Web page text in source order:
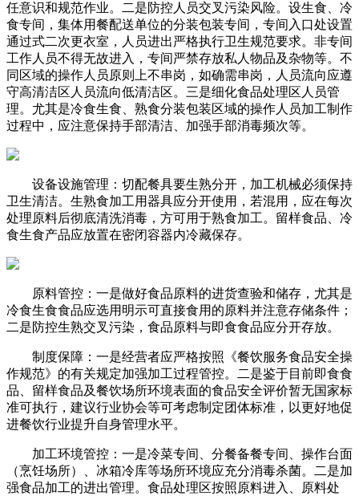
任意识和规范作业。二是防控人员交叉污染风险。设生食、冷
食专间，集体用餐配送单位的分装包装专间，专间入口处设置
通过式二次更衣室，人员进出严格执行卫生规范要求。非专间
工作人员不得无故进入，专间严禁存放私人物品及杂物等。不
同区域的操作人员原则上不串岗，如确需串岗，人员流向应遵
守高清洁区人员流向低清洁区。三是细化食品处理区人员管
理。尤其是冷食生食、熟食分装包装区域的操作人员加工制作
过程中，应注意保持手部清洁、加强手部消毒频次等。
设备设施管理：切配餐具要生熟分开，加工机械必须保持
卫生清洁。生熟食加工用器具应分开使用，若混用，应在每次
处理原料后彻底清洗消毒，方可用于熟食加工。留样食品、冷
食生食产品应放置在密闭容器内冷藏保存。
原料管控：一是做好食品原料的进货查验和储存，尤其是
冷食生食食品应选用明示可直接食用的原料并注意存储条件；
二是防控生熟交叉污染，食品原料与即食食品应分开存放。
制度保障：一是经营者应严格按照《餐饮服务食品安全操
作规范》的有关规定加强加工过程管控。二是鉴于目前即食食
品、留样食品及餐饮场所环境表面的食品安全评价暂无国家标
准可执行，建议行业协会等可考虑制定团体标准，以更好地促
进餐饮行业提升自身管理水平。
加工环境管控：一是冷菜专间、分餐备餐专间、操作台面
（烹饪场所）、冰箱冷库等场所环境应充分消毒杀菌。二是加
强食品加工的进出管理。食品处理区按照原料进入、原料处